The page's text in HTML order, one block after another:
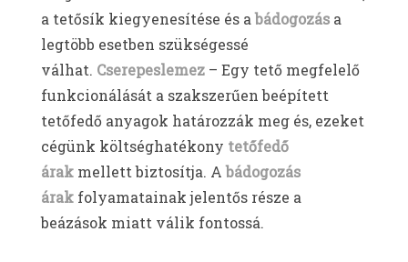
a tetősík kiegyenesítése és abádogozás a
legtöbb esetben szükségessé
válhat. Cserepeslemez – Egy tető megfelelő
funkcionálását a szakszerűen beépített
tetőfedő anyagok határozzák meg és, ezeket
cégünk költséghatékony tetőfedő
árak mellett biztosítja. Abádogozás
árak folyamatainak jelentős része a
beázások miatt válik fontossá.